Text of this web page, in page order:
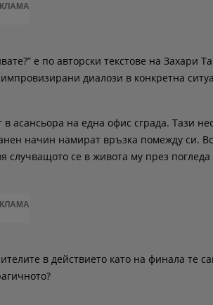
е по авторски текстове на Захари
диалози в конкретна
асансьора на една офис сграда. Тази
начин намират връзка помежду си.
случващото се в живота му през погледа
в действието като на финала те